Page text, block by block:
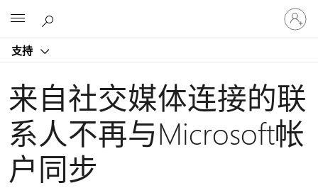
支持
请
登
录
帐
户
来自社交媒体连接的联
系人不再与Microsoft帐
户同步